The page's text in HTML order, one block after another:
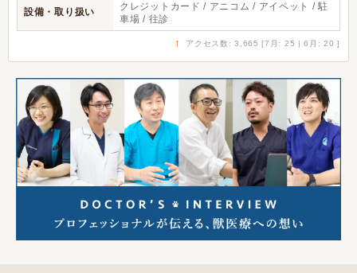
設備・取り扱い
クレジットカード / アニコム / アイペット / 駐
車場 / 往診
↑ アクセス数: 3,665 [7月: 25 | 6月: 20 ]